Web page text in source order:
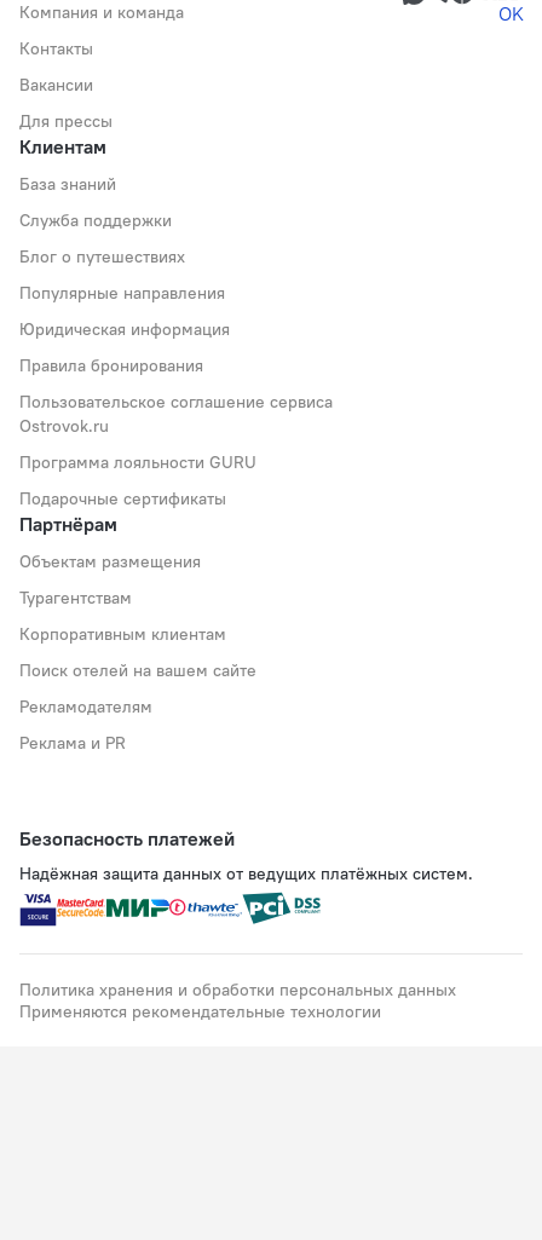
Компания и команда
Контакты
Вакансии
Для прессы
Клиентам
База знаний
Служба поддержки
Блог о путешествиях
Популярные направления
Юридическая информация
Правила бронирования
Пользовательское соглашение сервиса
Ostrovok.ru
Программа лояльности GURU
Подарочные сертификаты
Партнёрам
Объектам размещения
Турагентствам
Корпоративным клиентам
Поиск отелей на вашем сайте
Рекламодателям
Реклама и PR
Безопасность платежей
Надёжная защита данных от ведущих платёжных систем.
Политика хранения и обработки персональных данных
Применяются рекомендательные технологии